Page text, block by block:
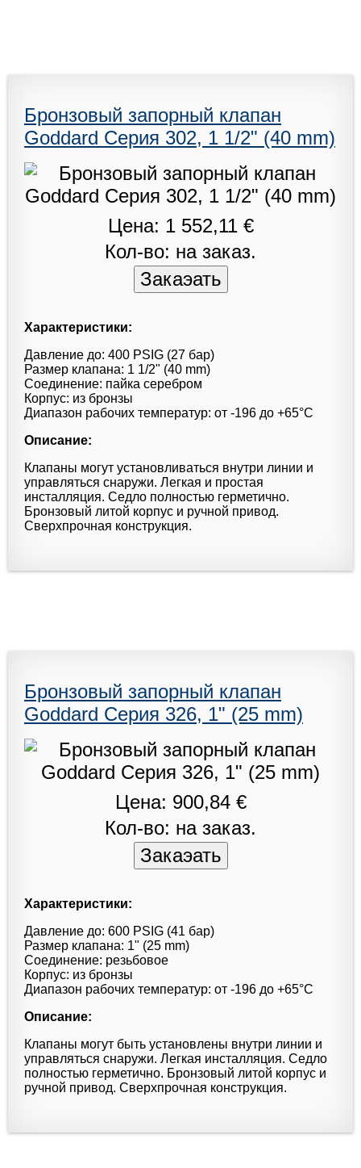
Бронзовый запорный клапан
Goddard Серия 302, 1 1/2" (40 mm)
Цена: 1 552,11 €
Кол-во: на заказ.
Характеристики:
Давление до: 400 PSIG (27 бар)
Размер клапана: 1 1/2" (40 mm)
Соединение: пайка серебром
Корпус: из бронзы
Диапазон рабочих температур: от -196 до +65°С
Описание:
Клапаны могут установливаться внутри линии и
управляться снаружи. Легкая и простая
инсталляция. Седло полностью герметично.
Бронзовый литой корпус и ручной привод.
Сверхпрочная конструкция.
Бронзовый запорный клапан
Goddard Серия 326, 1" (25 mm)
Цена: 900,84 €
Кол-во: на заказ.
Характеристики:
Давление до: 600 PSIG (41 бар)
Размер клапана: 1" (25 mm)
Соединение: резьбовое
Корпус: из бронзы
Диапазон рабочих температур: от -196 до +65°С
Описание:
Клапаны могут быть установлены внутри линии и
управляться снаружи. Легкая инсталляция. Седло
полностью герметично. Бронзовый литой корпус и
ручной привод. Сверхпрочная конструкция.